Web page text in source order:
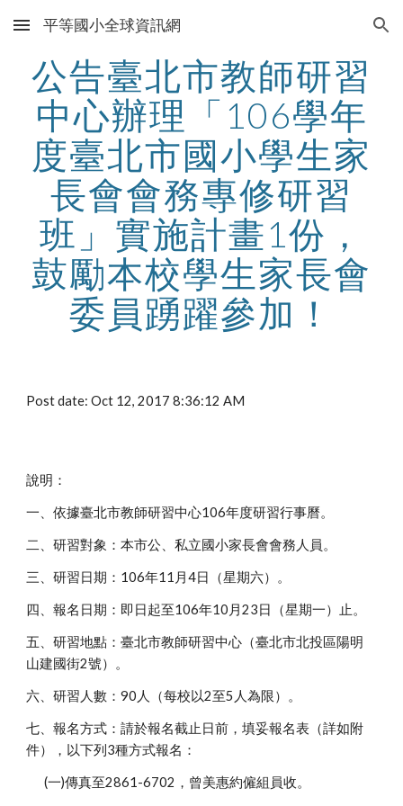
Skip to main content Skip to navigation
平等國小全球資訊網
公告臺北市教師研習
中心辦理「106學年
度臺北市國小學生家
長會會務專修研習
班」實施計畫1份，
鼓勵本校學生家長會
委員踴躍參加！
Post date: Oct 12, 2017 8:36:12 AM
說明：
一、依據臺北市教師研習中心106年度研習行事曆。
二、研習對象：本市公、私立國小家長會會務人員。
三、研習日期：106年11月4日（星期六）。
四、報名日期：即日起至106年10月23日（星期一）止。
五、研習地點：臺北市教師研習中心（臺北市北投區陽明
山建國街2號）。
六、研習人數：90人（每校以2至5人為限）。
七、報名方式：請於報名截止日前，填妥報名表（詳如附
件），以下列3種方式報名：
(一)傳真至2861-6702，曾美惠約僱組員收。